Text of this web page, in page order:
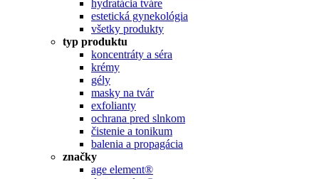
hydratácia tváre
estetická gynekológia
všetky produkty
typ produktu
koncentráty a séra
krémy
gély
masky na tvár
exfolianty
ochrana pred slnkom
čistenie a tonikum
balenia a propagácia
značky
age element®